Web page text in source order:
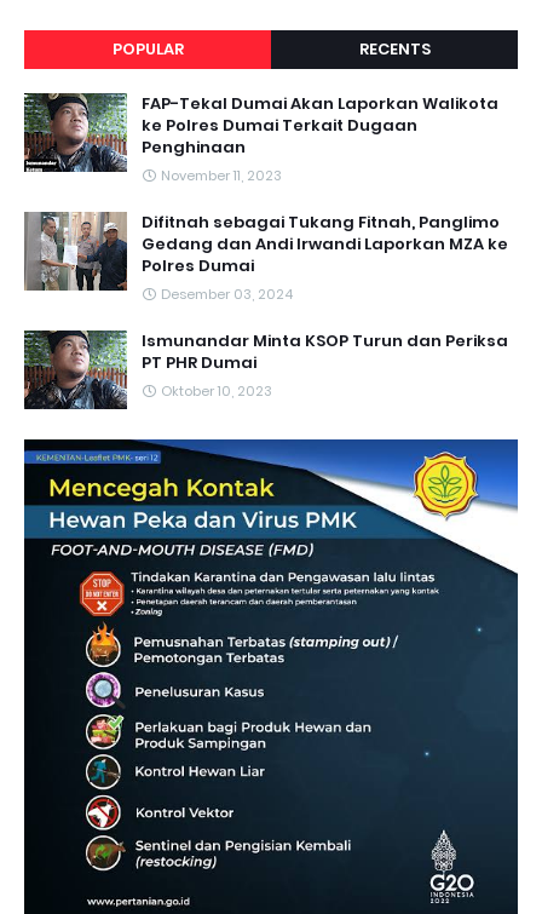
POPULAR RECENTS
FAP-Tekal Dumai Akan Laporkan Walikota
ke Polres Dumai Terkait Dugaan
Penghinaan
November 11, 2023
Difitnah sebagai Tukang Fitnah, Panglimo
Gedang dan Andi Irwandi Laporkan MZA ke
Polres Dumai
Desember 03, 2024
Ismunandar Minta KSOP Turun dan Periksa
PT PHR Dumai
Oktober 10, 2023